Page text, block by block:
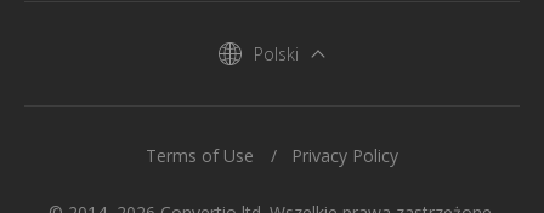
Polski
Terms of Use Privacy Policy